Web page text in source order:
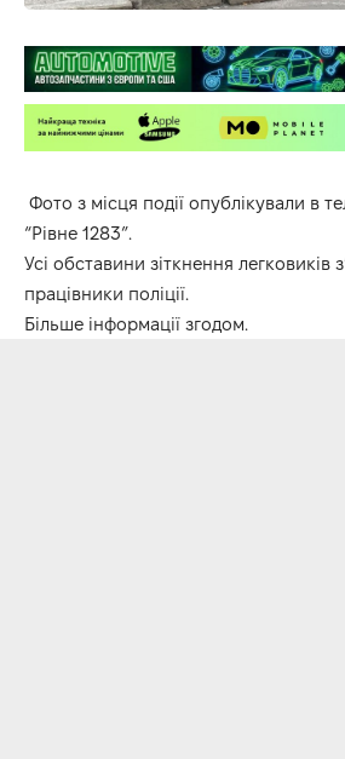
Фото з місця події опублікували в
“Рівне 1283”.
Усі обставини зіткнення легковиків
працівники поліції.
Більше інформації згодом.